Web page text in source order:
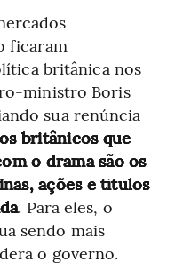
ficaram
britânica nos
ministro Boris
sua renúncia
britânicos que
o drama são os
ações e títulos
. Para eles, o
sendo mais
o governo.